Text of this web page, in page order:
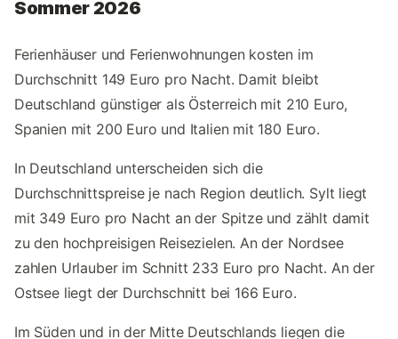
Sommer 2026
Ferienhäuser und Ferienwohnungen kosten im
Durchschnitt 149 Euro pro Nacht. Damit bleibt
Deutschland günstiger als Österreich mit 210 Euro,
Spanien mit 200 Euro und Italien mit 180 Euro.
In Deutschland unterscheiden sich die
Durchschnittspreise je nach Region deutlich. Sylt liegt
mit 349 Euro pro Nacht an der Spitze und zählt damit
zu den hochpreisigen Reisezielen. An der Nordsee
zahlen Urlauber im Schnitt 233 Euro pro Nacht. An der
Ostsee liegt der Durchschnitt bei 166 Euro.
Im Süden und in der Mitte Deutschlands liegen die